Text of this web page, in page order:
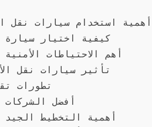
أهمية استخدام سيارات نقل
كيفية اختيار سيارة
أهم الاحتياطات
تأثير سيارات نقل
تطورات
أفضل
أهمية التخطيط